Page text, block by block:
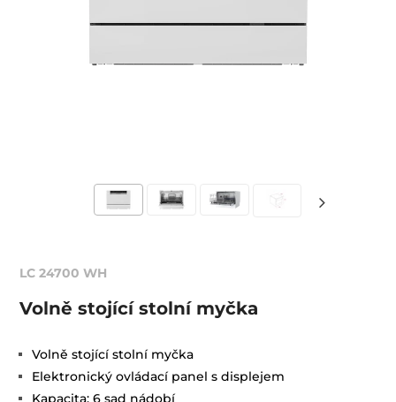
LC 24700 WH
Volně stojící stolní myčka
Volně stojící stolní myčka
Elektronický ovládací panel s displejem
Kapacita: 6 sad nádobí